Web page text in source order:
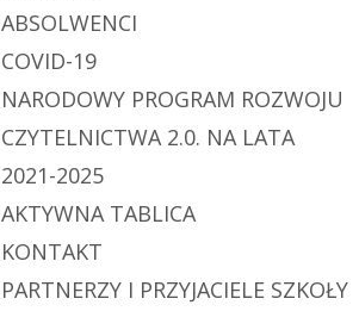
ABSOLWENCI
COVID-19
NARODOWY PROGRAM ROZWOJU
CZYTELNICTWA 2.0. NA LATA
2021-2025
AKTYWNA TABLICA
KONTAKT
PARTNERZY I PRZYJACIELE SZKOŁY